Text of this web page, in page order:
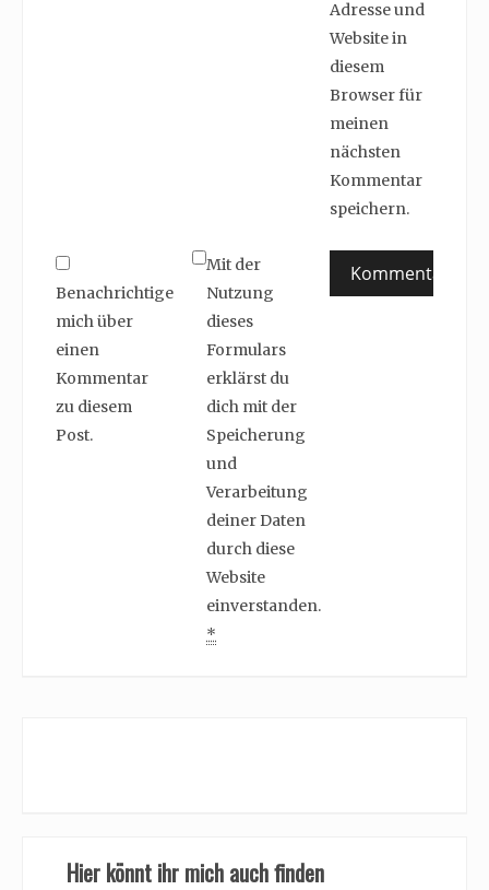
Adresse und
Website in
diesem
Browser für
meinen
nächsten
Kommentar
speichern.
Benachrichtige
mich über
einen
Kommentar
zu diesem
Post.
Mit der
Nutzung
dieses
Formulars
erklärst du
dich mit der
Speicherung
und
Verarbeitung
deiner Daten
durch diese
Website
einverstanden.
*
Hier könnt ihr mich auch finden